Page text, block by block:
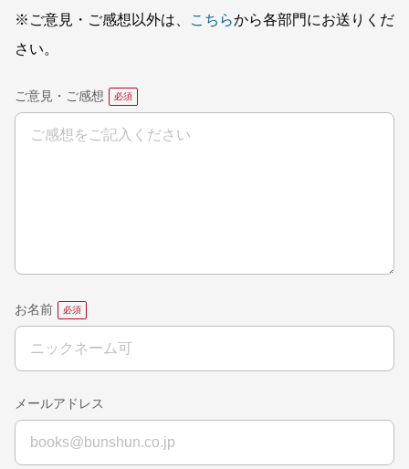
※ご意見・ご感想以外は、
こちらから各部門にお送りくだ
さい。
ご意見・ご感想
お名前
メールアドレス